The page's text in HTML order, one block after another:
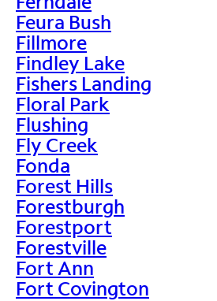
Feura Bush
Fillmore
Findley Lake
Fishers Landing
Floral Park
Flushing
Fly Creek
Fonda
Forest Hills
Forestburgh
Forestport
Forestville
Fort Ann
Fort Covington